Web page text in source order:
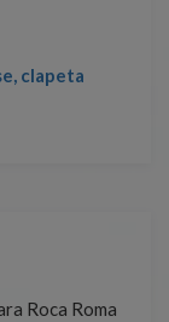
clapeta
Roca Roma